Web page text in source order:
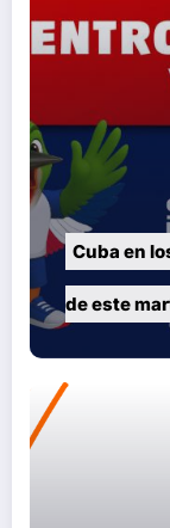
Cuba en
de este